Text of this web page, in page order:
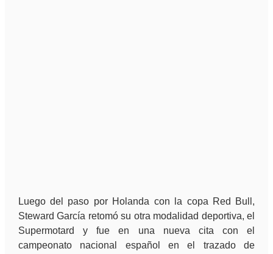
Luego del paso por Holanda con la copa Red Bull,
Steward García retomó su otra modalidad deportiva, el
Supermotard y fue en una nueva cita con el
campeonato nacional español en el trazado de